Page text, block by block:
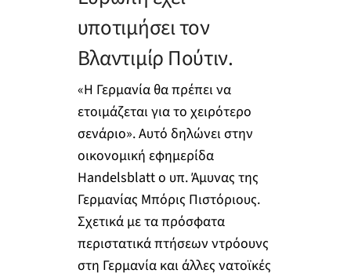
υποτιμήσει τον
Βλαντιμίρ Πούτιν.
«Η Γερμανία θα πρέπει να
ετοιμάζεται για το χειρότερο
σενάριο». Αυτό δηλώνει στην
οικονομική εφημερίδα
Handelsblatt ο υπ. Άμυνας της
Γερμανίας Μπόρις Πιστόριους.
Σχετικά με τα πρόσφατα
περιστατικά πτήσεων ντρόουνς
στη Γερμανία και άλλες νατοϊκές